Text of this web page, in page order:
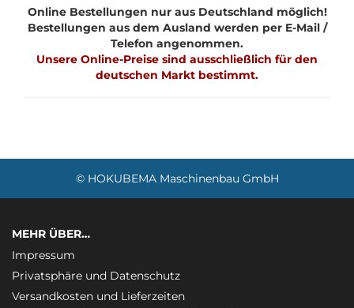
Online Bestellungen nur aus Deutschland möglich!
Bestellungen aus dem Ausland werden per E-Mail /
Telefon angenommen.
Unsere Online-Preise sind ausschließlich für den
deutschen Markt bestimmt.
© HOKUBEMA Maschinenbau GmbH
MEHR ÜBER…
Impressum
Privatsphäre und Datenschutz
Versandkosten und Lieferzeiten